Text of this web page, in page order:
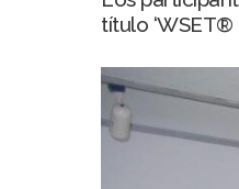
título ‘WSET®